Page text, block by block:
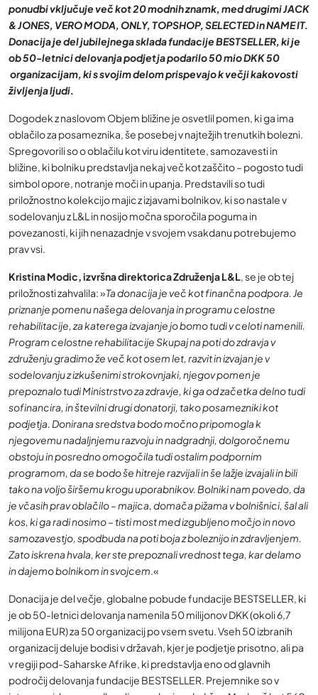
ponudbi vključuje več kot 20 modnih znamk, med drugimi JACK
& JONES, VERO MODA, ONLY, TOPSHOP, SELECTED in NAME IT.
Donacija je del jubilejnega sklada fundacije BESTSELLER, ki je
ob 50-letnici delovanja podjetja podarilo 50 mio DKK 50
organizacijam, ki s svojim delom prispevajo k večji kakovosti
življenja ljudi.
Dogodek z naslovom Objem bližine je osvetlil pomen, ki ga ima
oblačilo za posameznika, še posebej v najtežjih trenutkih bolezni.
Spregovorili so o oblačilu kot viru identitete, samozavesti in
bližine, ki bolniku predstavlja nekaj več kot zaščito – pogosto tudi
simbol opore, notranje moči in upanja. Predstavili so tudi
priložnostno kolekcijo majic z izjavami bolnikov, ki so nastale v
sodelovanju z L&L in nosijo močna sporočila poguma in
povezanosti, ki jih nenazadnje v svojem vsakdanu potrebujemo
prav vsi.
Kristina Modic, izvršna direktorica Združenja L&L, se je ob tej
priložnosti zahvalila: »Ta donacija je več kot finančna podpora. Je
priznanje pomenu našega delovanja in programu celostne
rehabilitacije, za katerega izvajanje jo bomo tudi v celoti namenili.
Program celostne rehabilitacije Skupaj na poti do zdravja v
združenju gradimo že več kot osem let, razvit in izvajan je v
sodelovanju z izkušenimi strokovnjaki, njegov pomen je
prepoznalo tudi Ministrstvo za zdravje, ki ga od začetka delno tudi
sofinancira, in številni drugi donatorji, tako posamezniki kot
podjetja. Donirana sredstva bodo močno pripomogla k
njegovemu nadaljnjemu razvoju in nadgradnji, dolgoročnemu
obstoju in posredno omogočila tudi ostalim podpornim
programom, da se bodo še hitreje razvijali in še lažje izvajali in bili
tako na voljo širšemu krogu uporabnikov. Bolniki nam povedo, da
je včasih prav oblačilo – majica, domača pižama v bolnišnici, šal ali
kos, ki ga radi nosimo – tisti most med izgubljeno močjo in novo
samozavestjo, spodbuda na poti boja z boleznijo in zdravljenjem.
Zato iskrena hvala, ker ste prepoznali vrednost tega, kar delamo
in dajemo bolnikom in svojcem.«
Donacija je del večje, globalne pobude fundacije BESTSELLER, ki
je ob 50-letnici delovanja namenila 50 milijonov DKK (okoli 6,7
milijona EUR) za 50 organizacij po vsem svetu. Vseh 50 izbranih
organizacij deluje bodisi v državah, kjer je podjetje prisotno, ali pa
v regiji pod-Saharske Afrike, ki predstavlja eno od glavnih
področij delovanja fundacije BESTSELLER. Prejemnike so v